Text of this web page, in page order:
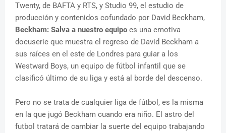
Twenty, de BAFTA y RTS, y Studio 99, el estudio de
producción y contenidos cofundado por David Beckham,
Beckham: Salva a nuestro equipo es una emotiva
docuserie que muestra el regreso de David Beckham a
sus raíces en el este de Londres para guiar a los
Westward Boys, un equipo de fútbol infantil que se
clasificó último de su liga y está al borde del descenso.
Pero no se trata de cualquier liga de fútbol, es la misma
en la que jugó Beckham cuando era niño. El astro del
futbol tratará de cambiar la suerte del equipo trabajando